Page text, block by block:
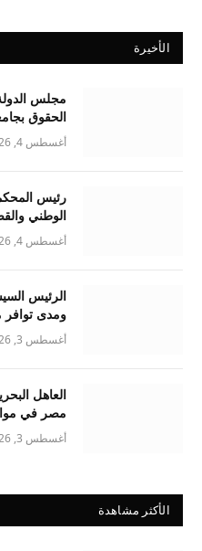
الأخيرة
مجلس
الحقوق
أغسطس 4, 2026
رئيس
الوطني
أغسطس 4, 2026
الرئيس
ومدى توافر
أغسطس 3, 2026
العاهل
مصر في
أغسطس 3, 2026
الأكثر مشاهدة